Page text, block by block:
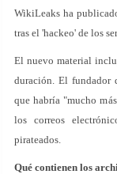
WikiLeaks ha
tras el 'hackeo' de los
El nuevo material
duración. El fundador
que habría "mucho
los correos
pirateados.
Qué contienen los